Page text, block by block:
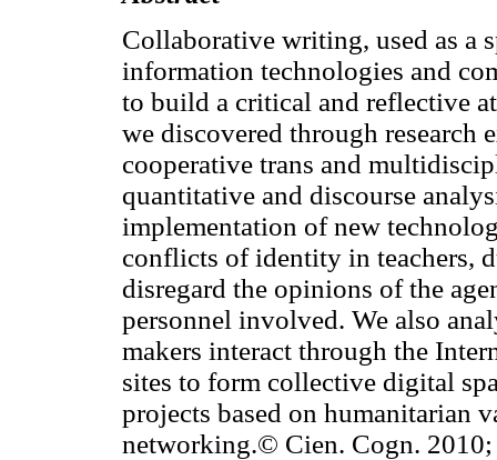
Collaborative writing, used as a
information technologies and
to build a critical and reflective
we discovered through research
cooperative trans and
quantitative and discourse
implementation of new
conflicts of identity in teachers,
disregard the opinions of the
personnel involved. We also
makers interact through the
sites to form collective digital
projects based on humanitarian
networking.© Cien. Cogn.